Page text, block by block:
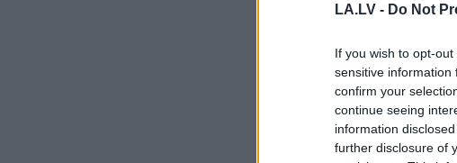
LA.LV - Do Not
If you wish to opt-
sensitive information
confirm your
continue seeing
information
further disclosure of